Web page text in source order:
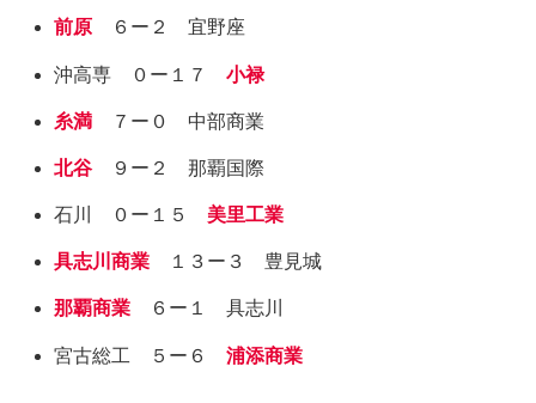
前原 ６ー２ 宜野座
沖高専 ０ー１７小禄
糸満 ７ー０ 中部商業
北谷 ９ー２ 那覇国際
石川 ０ー１５ 美里工業
具志川商業 １３ー３ 豊見城
那覇商業 ６ー１ 具志川
宮古総工 ５ー６浦添商業